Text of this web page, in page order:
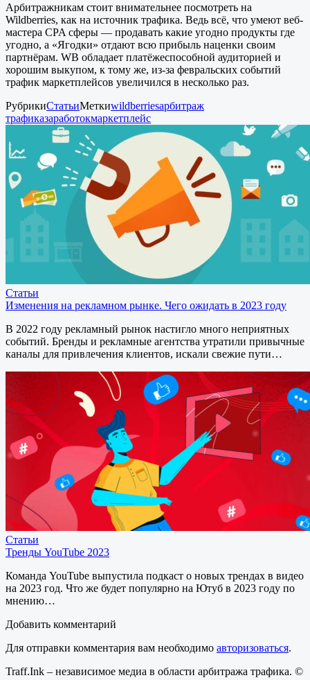
Арбитражникам стоит внимательнее посмотреть на
Wildberries, как на источник трафика. Ведь всё, что умеют веб-
мастера CPA сферы — продавать какие угодно продукты где
угодно, а «Ягодки» отдают всю прибыль наценки своим
партнёрам. WB обладает платёжеспособной аудиторией и
хорошим выкупом, к тому же, из-за февральских событий
трафик маркетплейсов увеличился в несколько раз.
РубрикиСтатьиМеткиwildberriesарбитраж
трафиказаработокмаркетплейс
Статьи
Изменения на рекламном рынке. Чего ожидать в 2023 году
В 2022 году рекламный рынок настигло много неприятных
событий. Бренды и рекламные агентства утратили привычные
каналы для привлечения клиентов, искали свежие пути…
Статьи
Тренды YouTube 2023
Команда YouTube выпустила подкаст о новых трендах в видео
на 2023 год. Что же будет популярно на Ютуб в 2023 году по
мнению…
Добавить комментарий
Для отправки комментария вам необходимо авторизоваться.
Traff.Ink – независимое медиа в области арбитража трафика. ©